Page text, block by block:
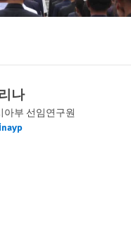
나
아부 선임연구원